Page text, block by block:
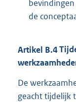
de
Artikel B.4
De
geacht tijdelijk